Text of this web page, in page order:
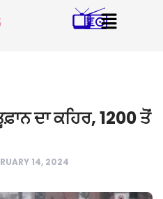
ਦਾ ਕਹਿਰ, 1200 ਤੋਂ
14, 2024